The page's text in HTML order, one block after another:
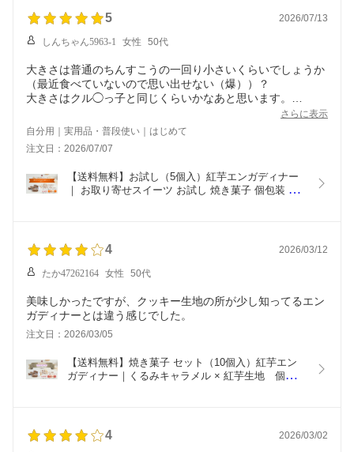
き物 美味しいつまみ お
子 小袋おやつ 豆菓子 沖
いも
産お菓子 沖縄お土産 子
地スイーツ お取り寄せス
5 2026/07/13
しんちゃん5963-1 女性 50代
大きさは普通のちんすこうの一回り小さいくらいでしょうか
（最近食べていないので思い出せない（爆））？
大きさはクル◯っ子と同じくらいかなあと思います。
普通のお塩よりきめ細やかで塩っぱく感じるので、私は全部
振らなくてもよいかなと思いましたが、人好き好きかと。
９月の友人宅へのお持たせはコレにしようかなあと思ってい
さらに表示
自分用｜実用品・普段使い｜はじめて
注文日：2026/07/07
【送料無料】お試し（5個入）紅芋エンガディナー
｜ お取り寄せスイーツ お試し 焼き菓子 個包装 ク
4 2026/03/12
たか47262164 女性 50代
美味しかったですが、クッキー生地の所が少し知ってるエン
ガディナーとは違う感じでした。
注文日：2026/03/05
【送料無料】焼き菓子 セット（10個入）紅芋エン
ガディナー｜くるみキャラメル × 紅芋生地　個包装
4 2026/03/02